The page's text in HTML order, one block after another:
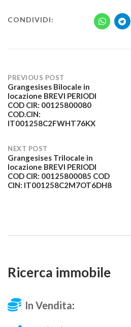
CONDIVIDI:
Post
navigation
PREVIOUS POST
Grangesises Bilocale in
locazione BREVI PERIODI
COD CIR: 00125800080
COD.CIN:
IT001258C2FWHT76KX
NEXT POST
Grangesises Trilocale in
locazione BREVI PERIODI
COD CIR: 00125800085 COD
CIN: IT001258C2M7OT6DH8
Ricerca immobile
In Vendita: